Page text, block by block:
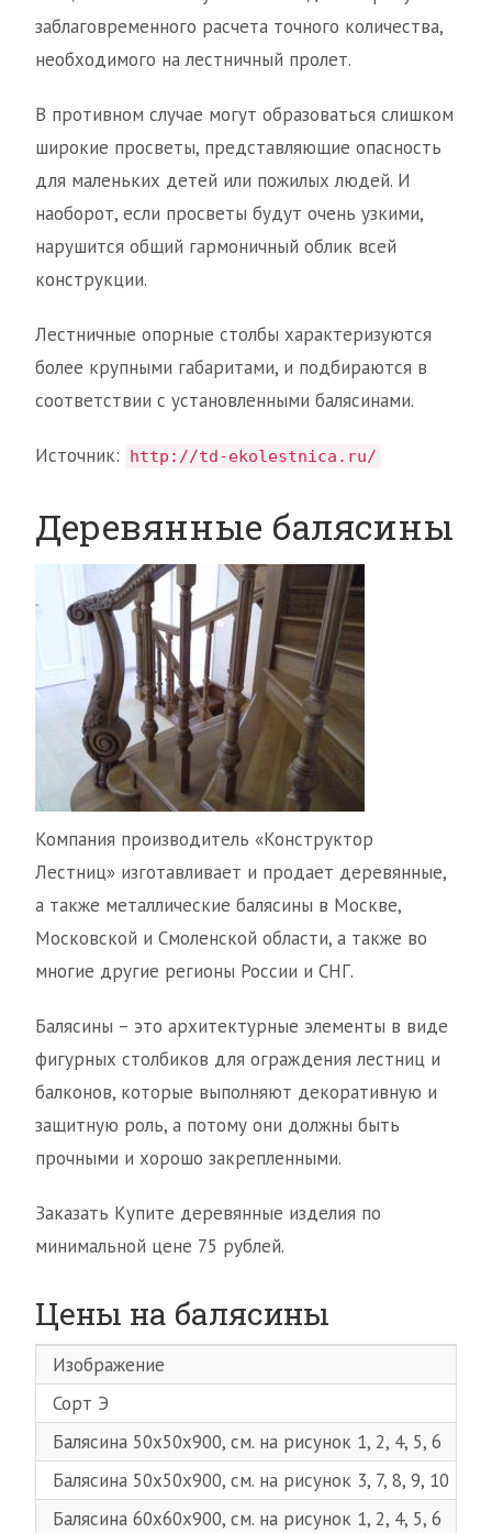
заблаговременного расчета точного количества,
необходимого на лестничный пролет.
В противном случае могут образоваться слишком
широкие просветы, представляющие опасность
для маленьких детей или пожилых людей. И
наоборот, если просветы будут очень узкими,
нарушится общий гармоничный облик всей
конструкции.
Лестничные опорные столбы характеризуются
более крупными габаритами, и подбираются в
соответствии с установленными балясинами.
Источник: http://td-ekolestnica.ru/
Деревянные балясины
Компания производитель «Конструктор
Лестниц» изготавливает и продает деревянные,
а также металлические балясины в Москве,
Московской и Смоленской области, а также во
многие другие регионы России и СНГ.
Балясины – это архитектурные элементы в виде
фигурных столбиков для ограждения лестниц и
балконов, которые выполняют декоративную и
защитную роль, а потому они должны быть
прочными и хорошо закрепленными.
Заказать Купите деревянные изделия по
минимальной цене 75 рублей.
Цены на балясины
Изображение
Сорт Э
Балясина 50х50х900, см. на рисунок 1, 2, 4, 5, 6
Балясина 50х50х900, см. на рисунок 3, 7, 8, 9, 10
Балясина 60х60х900, см. на рисунок 1, 2, 4, 5, 6